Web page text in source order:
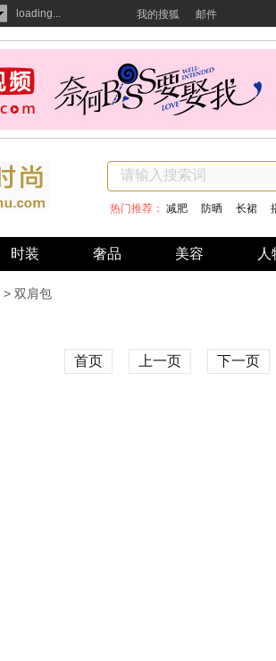
loading... 我的搜狐 邮件
热门推荐： 减肥 防晒 长裙
时装 奢品 美容 人
> 双肩包
首页 上一页 下一页